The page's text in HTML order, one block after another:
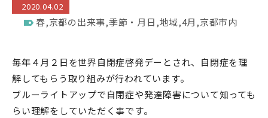
2020.04.02
春,京都の出来事,季節・月日 ,地域,4月 ,京都市内
毎年４月２日を世界自閉症啓発デーとされ、自閉症を理
解してもらう取り組みが行われています。
ブルーライトアップで自閉症や発達障害について知っても
らい理解をしていただく事です。